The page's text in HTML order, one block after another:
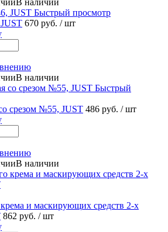
Быстрый просмотр
670 руб. / шт
В наличии
Быстрый
срезом №55, JUST 486 руб. / шт
В наличии
и маскирующих средств 2-х
862 руб. / шт